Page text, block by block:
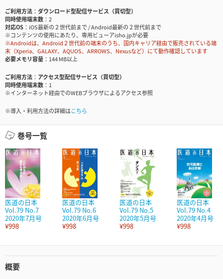
ご利用方法
ダウンロード型配信サービス（買切型）
同時使用端末数
2
対応OS
iOS最新の２世代前まで / Android最新の２世代前まで
※コンテンツの使用にあたり、専用ビューアisho.jpが必要
※Androidは、Android２世代前の端末のうち、国内キャリア経由で販売されている端
末（Xperia、GALAXY、AQUOS、ARROWS、Nexusなど）にて動作確認しています
必要メモリ容量
144 MB以上
ご利用方法
アクセス型配信サービス（買切型）
同時使用端末数
1
※インターネット経由でのWEBブラウザによるアクセス参照
※導入・利用方法の詳細はこちら
巻号一覧
医道の日本
Vol.79 No.7
2020年7月号
¥998
医道の日本
Vol.79 No.6
2020年6月号
¥998
医道の日本
Vol.79 No.5
2020年5月号
¥998
医道の日本
Vol.79 No.4
2020年4月号
¥998
概要